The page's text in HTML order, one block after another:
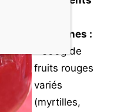
personnes :
- 500g de
fruits rouges
variés
(myrtilles,